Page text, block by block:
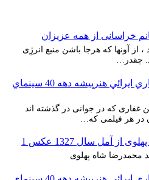
خراسانی از همه عزیزان
آونها که هرجا باشن منبع انرژِی
چقدر…
حسن غفاري ايرائي هنرپيشه دهه 40 سينماي
غفاری که در جوانی در گذشته اند
در هر فیلمی که…
از آمل سال 1327 عکس 1
محمدرضا شاه پهلوی